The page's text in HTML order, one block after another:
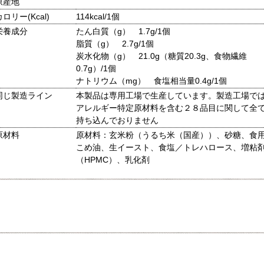
ロリー(Kcal)
114kcal/1個
養成分
たん白質（g） 1.7g/1個
脂質（g） 2.7g/1個
炭水化物（g） 21.0g（糖質20.3g、食物繊維
0.7g）/1個
ナトリウム（mg） 食塩相当量0.4g/1個
じ製造ライン
本製品は専用工場で生産しています。製造工場で
アレルギー特定原材料を含む２８品目に関して全
持ち込んでおりません
材料
原材料：玄米粉（うるち米（国産））、砂糖、食
こめ油、生イースト、食塩／トレハロース、増粘
（HPMC）、乳化剤